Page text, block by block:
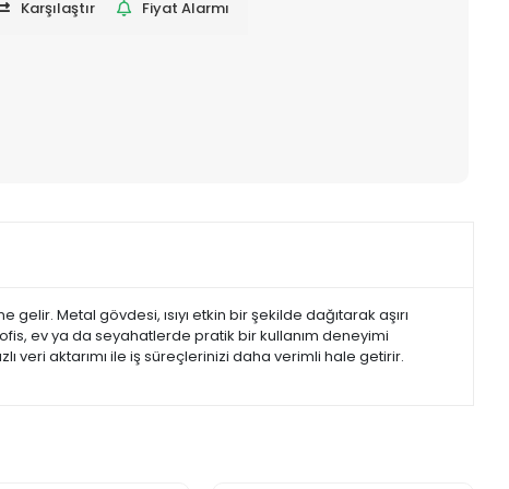
Karşılaştır Fiyat Alarmı
Metal gövdesi, ısıyı etkin bir şekilde dağıtarak aşırı
ofis, ev ya da seyahatlerde pratik bir kullanım deneyimi
veri aktarımı ile iş süreçlerinizi daha verimli hale getirir.